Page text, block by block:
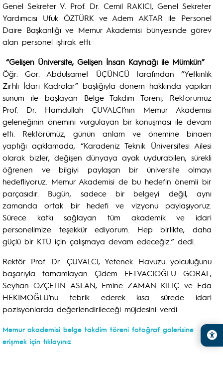
Genel Sekreter V. Prof. Dr. Cemil RAKICI, Genel Sekreter
Yardımcısı Ufuk ÖZTÜRK ve Adem AKTAR ile Personel
Daire Başkanlığı ve Memur Akademisi bünyesinde görev
alan personel iştirak etti.
“Gelişen Üniversite, Gelişen İnsan Kaynağı ile Mümkün”
Öğr. Gör. Abdulsamet ÜÇÜNCÜ tarafından “Yetkinlik
Zırhlı İdari Kadrolar” başlığıyla dönem hakkında yapılan
sunum ile başlayan Belge Takdim Töreni, Rektörümüz
Prof. Dr. Hamdullah ÇUVALCI’nın Memur Akademisi
geleneğinin önemini vurgulayan bir konuşması ile devam
etti. Rektörümüz, günün anlam ve önemine binaen
yaptığı açıklamada, “Karadeniz Teknik Üniversitesi Ailesi
olarak bizler, değişen dünyaya ayak uydurabilen, sürekli
öğrenen ve bilgiyi paylaşan bir üniversite olmayı
hedefliyoruz. Memur Akademisi de bu hedefin önemli bir
parçasıdır. Bugün, sadece bir belgeyi değil, aynı
zamanda ortak bir hedefi ve vizyonu paylaşıyoruz.
Sürece katkı sağlayan tüm akademik ve idari
personelimize teşekkür ediyorum. Hep birlikte, daha
güçlü bir KTÜ için çalışmaya devam edeceğiz.” dedi.
Rektör Prof. Dr. ÇUVALCI, Yetenek Havuzu yolculuğunu
başarıyla tamamlayan Çidem FETVACIOĞLU GÖRAL,
Seyhan ÖZÇETİN ASLAN, Emine ZAMAN KILIÇ ve Eda
HEKİMOĞLU’nu tebrik ederek kısa sürede idari
pozisyonlarda değerlendirileceği müjdesini verdi.
Memur akademisi belge takdim töreni fotoğraf galerisine
erişmek için tıklayınız